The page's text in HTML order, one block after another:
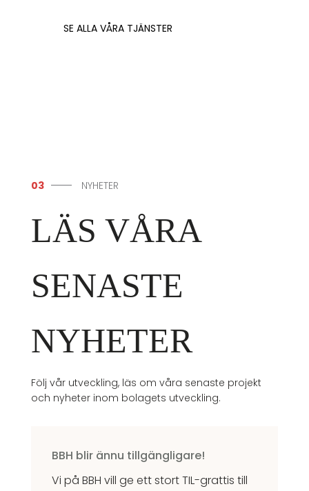
SE ALLA VÅRA TJÄNSTER
03 NYHETER
LÄS VÅRA
SENASTE
NYHETER
Följ vår utveckling, läs om våra senaste projekt
och nyheter inom bolagets utveckling.
BBH blir ännu tillgängligare!
Vi på BBH vill ge ett stort TIL-grattis till